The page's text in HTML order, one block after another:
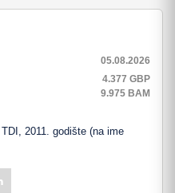
05.08.2026
4.377 GBP
9.975 BAM
2011. godište (na ime